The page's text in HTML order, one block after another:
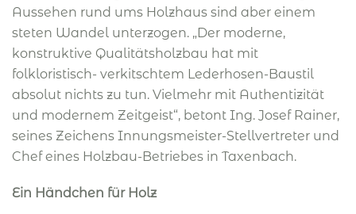
Aussehen rund ums Holzhaus sind aber einem
steten Wandel unterzogen. „Der moderne,
konstruktive Qualitätsholzbau hat mit
folkloristisch- verkitschtem Lederhosen-Baustil
absolut nichts zu tun. Vielmehr mit Authentizität
und modernem Zeitgeist“, betont Ing. Josef Rainer,
seines Zeichens Innungsmeister-Stellvertreter und
Chef eines Holzbau-Betriebes in Taxenbach.
Ein Händchen für Holz